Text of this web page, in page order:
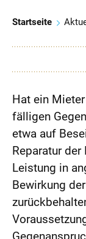
Startseite
Hat ein
fälligen
etwa auf
Reparatur
Leistung in
Bewirkung